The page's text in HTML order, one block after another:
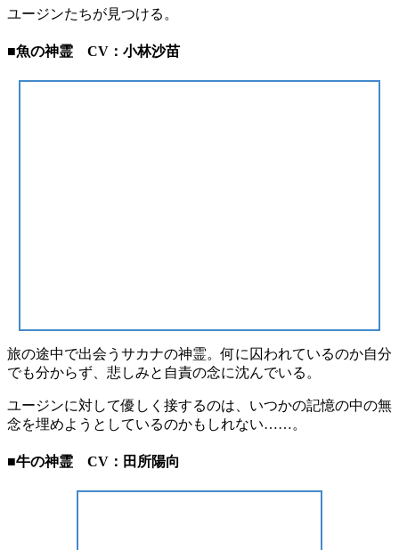
ユージンたちが見つける。
■魚の神霊 CV：小林沙苗
旅の途中で出会うサカナの神霊。何に囚われているのか自分
でも分からず、悲しみと自責の念に沈んでいる。
ユージンに対して優しく接するのは、いつかの記憶の中の無
念を埋めようとしているのかもしれない……。
■牛の神霊 CV：田所陽向